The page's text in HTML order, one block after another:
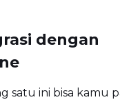
dengan
satu ini bisa kamu